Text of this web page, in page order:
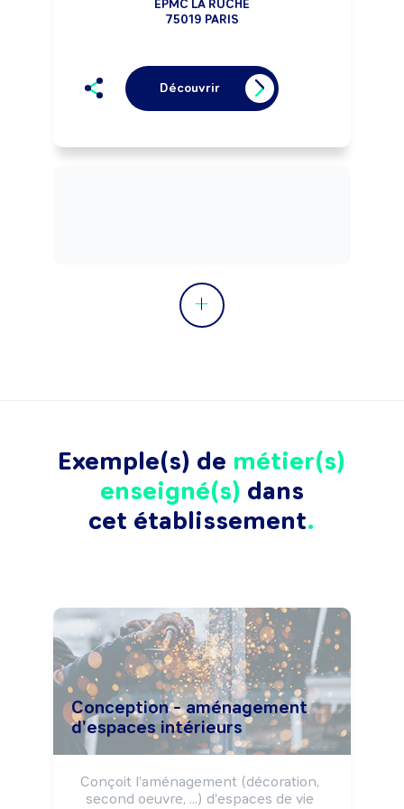
EPMC LA RUCHE
75019 PARIS
Découvrir
Exemple(s) de métier(s)
enseigné(s) dans
cet établissement
Conception - aménagement
d'espaces intérieurs
Conçoit l'aménagement (décoration,
second oeuvre, ...) d'espaces de vie